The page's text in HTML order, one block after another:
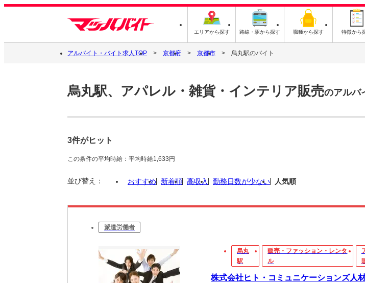
エリアから探す 路線・駅から探す 職種から探す 特徴から
アルバイト・バイト求人TOP 京都府 京都市 烏丸駅のバイト
烏丸駅、アパレル・雑貨・インテリア販売のアルバ
3件がヒット
この条件の平均時給：平均時給1,633円
並び替え： おすすめ 新着順 高収入 勤務日数が少ない 人気順
派遣労働者
烏丸
駅
販売・ファッション・レンタ
ル
株式会社ヒト・コミュニケーションズ人